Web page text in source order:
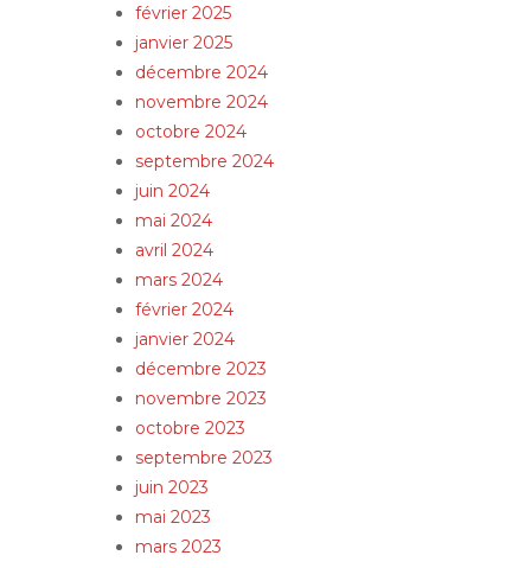
février 2025
janvier 2025
décembre 2024
novembre 2024
octobre 2024
septembre 2024
juin 2024
mai 2024
avril 2024
mars 2024
février 2024
janvier 2024
décembre 2023
novembre 2023
octobre 2023
septembre 2023
juin 2023
mai 2023
mars 2023